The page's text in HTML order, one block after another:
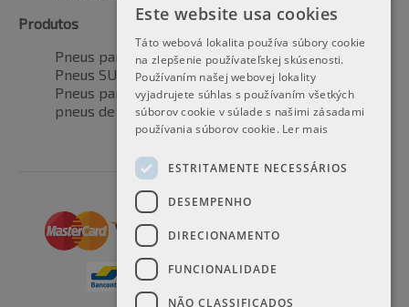
Produtos
Pneus para automóveis
Pneus SUV / 4x4
Pneus para veículos de transporte
pneus de motocicleta
Este website usa cookies
Táto webová lokalita používa súbory cookie
na zlepšenie používateľskej skúsenosti.
Používaním našej webovej lokality
vyjadrujete súhlas s používaním všetkých
súborov cookie v súlade s našimi zásadami
používania súborov cookie. Ler mais
ESTRITAMENTE NECESSÁRIOS
DESEMPENHO
DIRECIONAMENTO
FUNCIONALIDADE
NÃO CLASSIFICADOS